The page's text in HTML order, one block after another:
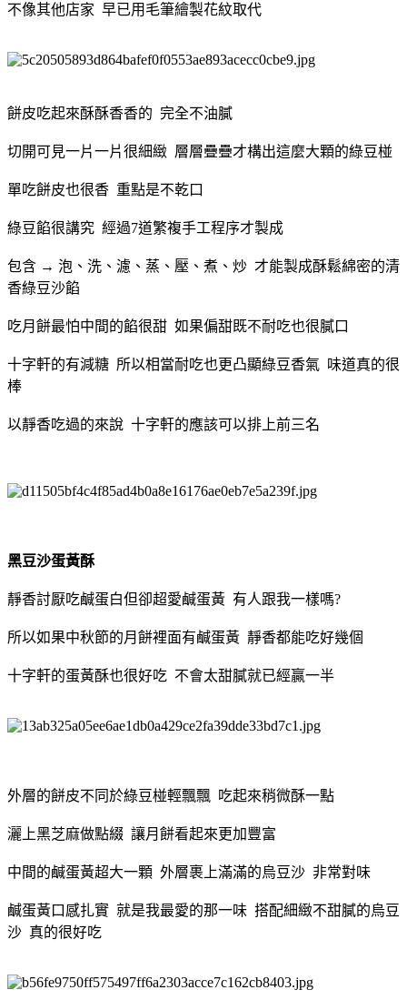
不像其他店家 早已用毛筆繪製花紋取代
餅皮吃起來酥酥香香的 完全不油膩
切開可見一片一片很細緻 層層疊疊才構出這麼大顆的綠豆椪
單吃餅皮也很香 重點是不乾口
綠豆餡很講究 經過7道繁複手工程序才製成
包含 → 泡、洗、濾、蒸、壓、煮、炒 才能製成酥鬆綿密的清
香綠豆沙餡
吃月餅最怕中間的餡很甜 如果偏甜既不耐吃也很膩口
十字軒的有減糖 所以相當耐吃也更凸顯綠豆香氣 味道真的很
棒
以靜香吃過的來說 十字軒的應該可以排上前三名
黑豆沙蛋黃酥
靜香討厭吃鹹蛋白但卻超愛鹹蛋黃 有人跟我一樣嗎?
所以如果中秋節的月餅裡面有鹹蛋黃 靜香都能吃好幾個
十字軒的蛋黃酥也很好吃 不會太甜膩就已經贏一半
外層的餅皮不同於綠豆椪輕飄飄 吃起來稍微酥一點
灑上黑芝麻做點綴 讓月餅看起來更加豐富
中間的鹹蛋黃超大一顆 外層裹上滿滿的烏豆沙 非常對味
鹹蛋黃口感扎實 就是我最愛的那一味 搭配細緻不甜膩的烏豆
沙 真的很好吃